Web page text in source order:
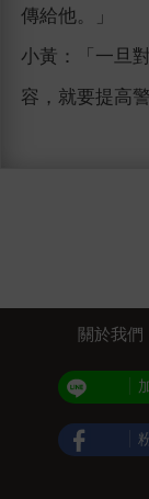
傳給他。」
小黃：「一旦
容，就要提高
關於我們